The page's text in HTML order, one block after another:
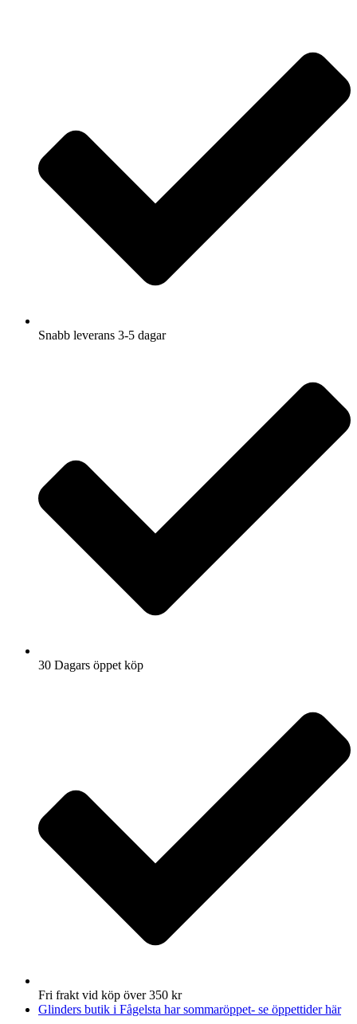
Snabb leverans 3-5 dagar
30 Dagars öppet köp
Fri frakt vid köp över 350 kr
Glinders butik i Fågelsta har sommaröppet- se öppettider här